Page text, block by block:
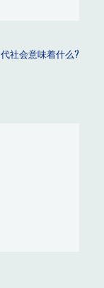
社会意味着什么?